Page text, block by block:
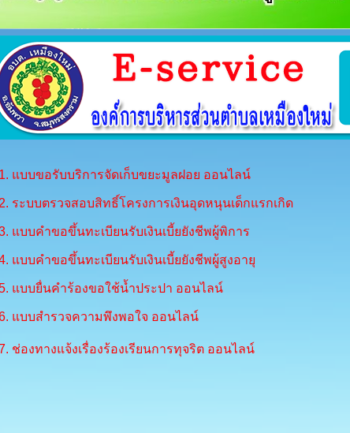
1. แบบขอรับบริการจัดเก็บขยะมูลฝอย ออนไลน์
2. ระบบตรวจสอบสิทธิ์โครงการเงินอุดหนุนเด็กแรกเกิด
แบบคำขอขึ้นทะเบียนรับเงินเบี้ยยังชีพผู้พิการ
แบบคำขอขึ้นทะเบียนรับเงินเบี้ยยังชีพผู้สูงอายุ
แบบยื่นคำร้องขอใช้น้ำประปา ออนไลน์
แบบสำรวจความพึงพอใจ ออนไลน์
ช่องทางแจ้งเรื่องร้องเรียนการทุจริต ออนไลน์